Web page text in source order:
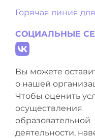
Горячая линия
СОЦИАЛЬНЫЕ
Вы можете
о нашей
Чтобы оценить
осуществления
образовательной
деятельности,